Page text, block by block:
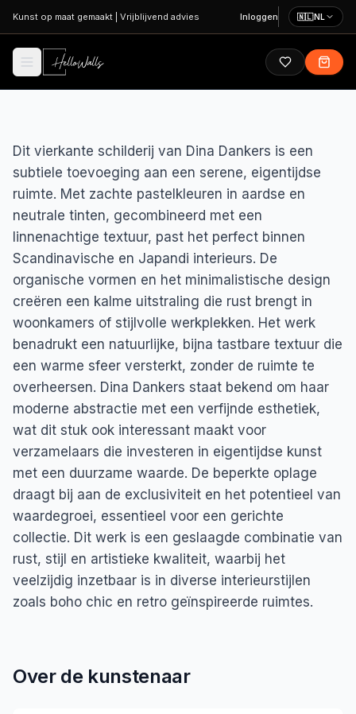
Ga naar hoofdinhoud
Kunst op maat gemaakt Vrijblijvend advies Inloggen 🇳🇱NL
Dit vierkante schilderij van Dina Dankers is een
subtiele toevoeging aan een serene, eigentijdse
ruimte. Met zachte pastelkleuren in aardse en
neutrale tinten, gecombineerd met een
linnenachtige textuur, past het perfect binnen
Scandinavische en Japandi interieurs. De
organische vormen en het minimalistische design
creëren een kalme uitstraling die rust brengt in
woonkamers of stijlvolle werkplekken. Het werk
benadrukt een natuurlijke, bijna tastbare textuur die
een warme sfeer versterkt, zonder de ruimte te
overheersen. Dina Dankers staat bekend om haar
moderne abstractie met een verfijnde esthetiek,
wat dit stuk ook interessant maakt voor
verzamelaars die investeren in eigentijdse kunst
met een duurzame waarde. De beperkte oplage
draagt bij aan de exclusiviteit en het potentieel van
waardegroei, essentieel voor een gerichte
collectie. Dit werk is een geslaagde combinatie van
rust, stijl en artistieke kwaliteit, waarbij het
veelzijdig inzetbaar is in diverse interieurstijlen
zoals boho chic en retro geïnspireerde ruimtes.
Over de kunstenaar